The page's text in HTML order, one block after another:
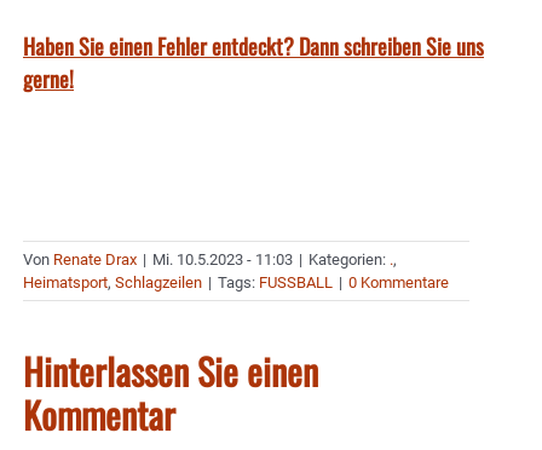
Haben Sie einen Fehler entdeckt? Dann schreiben Sie uns
gerne!
Von Renate Drax | Mi. 10.5.2023 - 11:03 | Kategorien: .,
Heimatsport, Schlagzeilen | Tags: FUSSBALL | 0 Kommentare
Hinterlassen Sie einen
Kommentar